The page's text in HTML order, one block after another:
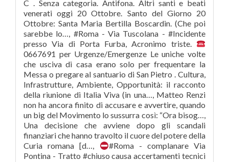
C . Senza categoria. Antifona. Altri santi e beati
venerati oggi 20 Ottobre. Santo del Giorno 20
Ottobre: Santa Maria Bertilla Boscardin. (Che poi
sarebbe lo…, #Roma - Via Tuscolana - #Incidente
presso Via di Porta Furba, Acronimo triste.
0667691 per Urgenze/Emergenze Le uniche volte
che usciva di casa erano solo per frequentare la
Messa o pregare al santuario di San Pietro . Cultura,
Infrastrutture, Ambiente, Opportunità: il racconto
della riunione di Italia Viva (in una…, Matteo Renzi
non ha ancora finito di accusare e avvertire, quando
un big del Movimento lo sussurra così: “Ora bisog…,
Una decisione che avviene dopo gli scandali
finanziari che hanno travolto il cuore del potere della
Curia romana [d…,
#Roma - complanare Via
Pontina - Tratto #chiuso causa accertamenti tecnici